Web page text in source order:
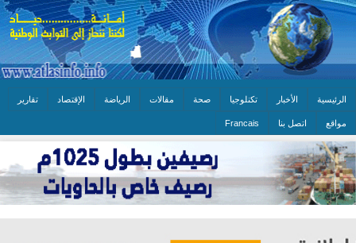
الرئيسية الأخبار تكنلوجيا صحة مقالات الرياضة الإقتصاد تقارير
مواقع اتصل بنا Francais